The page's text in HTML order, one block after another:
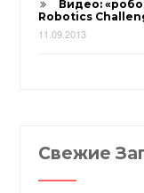
Видео:
Robotics
11.09.2013
Свежие